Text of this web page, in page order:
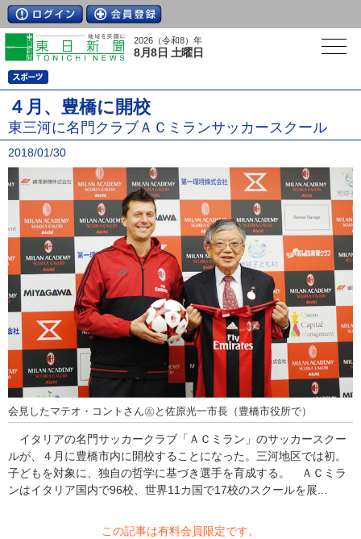
2026（令和8）年
8月8日 土曜日
４月、豊橋に開校
東三河に名門クラブＡＣミランサッカースクール
2018/01/30
会見したマテオ・コントさん㊧と佐原光一市長（豊橋市役所で）
イタリアの名門サッカークラブ「ＡＣミラン」のサッカースクー
ルが、４月に豊橋市内に開校することになった。三河地区では初。
子どもを対象に、独自の哲学に基づき選手を育成する。 ＡＣミラ
ンはイタリア国内で96校、世界11カ国で17校のスクールを展...
この記事は有料会員限定です。